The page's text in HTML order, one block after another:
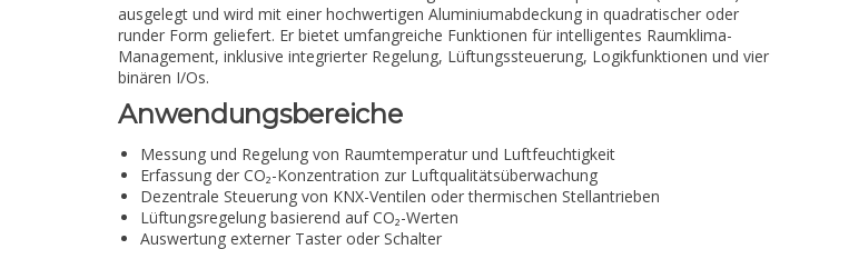
ausgelegt und wird mit einer hochwertigen Aluminiumabdeckung in quadratischer oder
runder Form geliefert. Er bietet umfangreiche Funktionen für intelligentes Raumklima-
Management, inklusive integrierter Regelung, Lüftungssteuerung, Logikfunktionen und vier
binären I/Os.
Anwendungsbereiche
Messung und Regelung von Raumtemperatur und Luftfeuchtigkeit
Erfassung der CO₂-Konzentration zur Luftqualitätsüberwachung
Dezentrale Steuerung von KNX-Ventilen oder thermischen Stellantrieben
Lüftungsregelung basierend auf CO₂-Werten
Auswertung externer Taster oder Schalter